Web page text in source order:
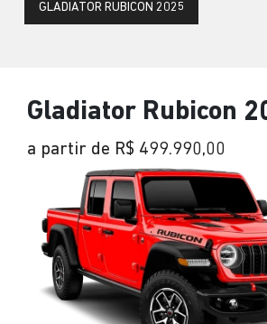
GLADIATOR RUBICON 2025
Gladiator Rubicon
a partir de R$ 499.990,00